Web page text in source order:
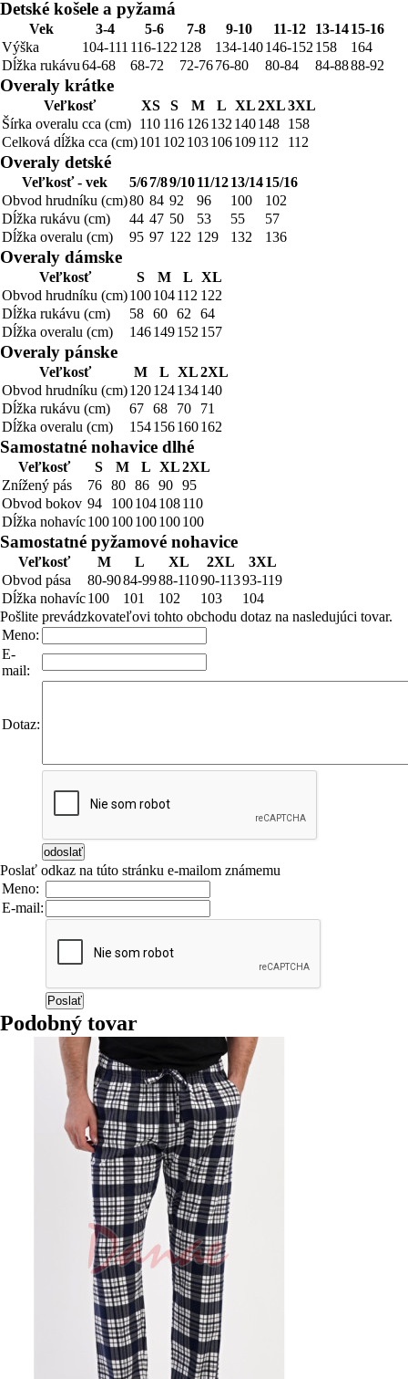
Detské košele a pyžamá
Vek 3-4 5-6 7-8 9-10 11-12 13-1415-16
Výška
104-111 116-122 128 134-140146-152 158
164
Dĺžka rukávu64-68 68-72 72-7676-80 80-84 84-8888-92
Overaly krátke
Veľkosť XS S M L XL2XL3XL
Šírka overalu cca (cm) 110 116 126132 140148 158
Celková dĺžka cca (cm)101 102 103106109112 112
Overaly detské
Veľkosť - vek 5/67/89/1011/1213/1415/16
Obvod hrudníku (cm)80 84 92 96 100
102
Dĺžka rukávu (cm)
44 47 50 53 55
57
Dĺžka overalu (cm)
95 97 122 129 132 136
Overaly dámske
Veľkosť S M L XL
Obvod hrudníku (cm)100104112 122
Dĺžka rukávu (cm)
58 60 62
64
Dĺžka overalu (cm)
146149152 157
Overaly pánske
Veľkosť M L XL2XL
Obvod hrudníku (cm)120124134140
Dĺžka rukávu (cm)
67 68 70
71
Dĺžka overalu (cm)
154156160162
Samostatné nohavice dlhé
Veľkosť S M L XL2XL
Znížený pás
76 80 86 90 95
Obvod bokov 94 100104108110
Dĺžka nohavíc100100100100100
Samostatné pyžamové nohavice
Veľkosť M L XL 2XL
3XL
Obvod pása
80-9084-9988-11090-11393-119
Dĺžka nohavíc100 101 102 103
104
Pošlite prevádzkovateľovi tohto obchodu dotaz na nasledujúci tovar.
Meno:
E-
mail:
Dotaz:
Poslať odkaz na túto stránku e-mailom známemu
Meno:
E-mail:
Podobný tovar